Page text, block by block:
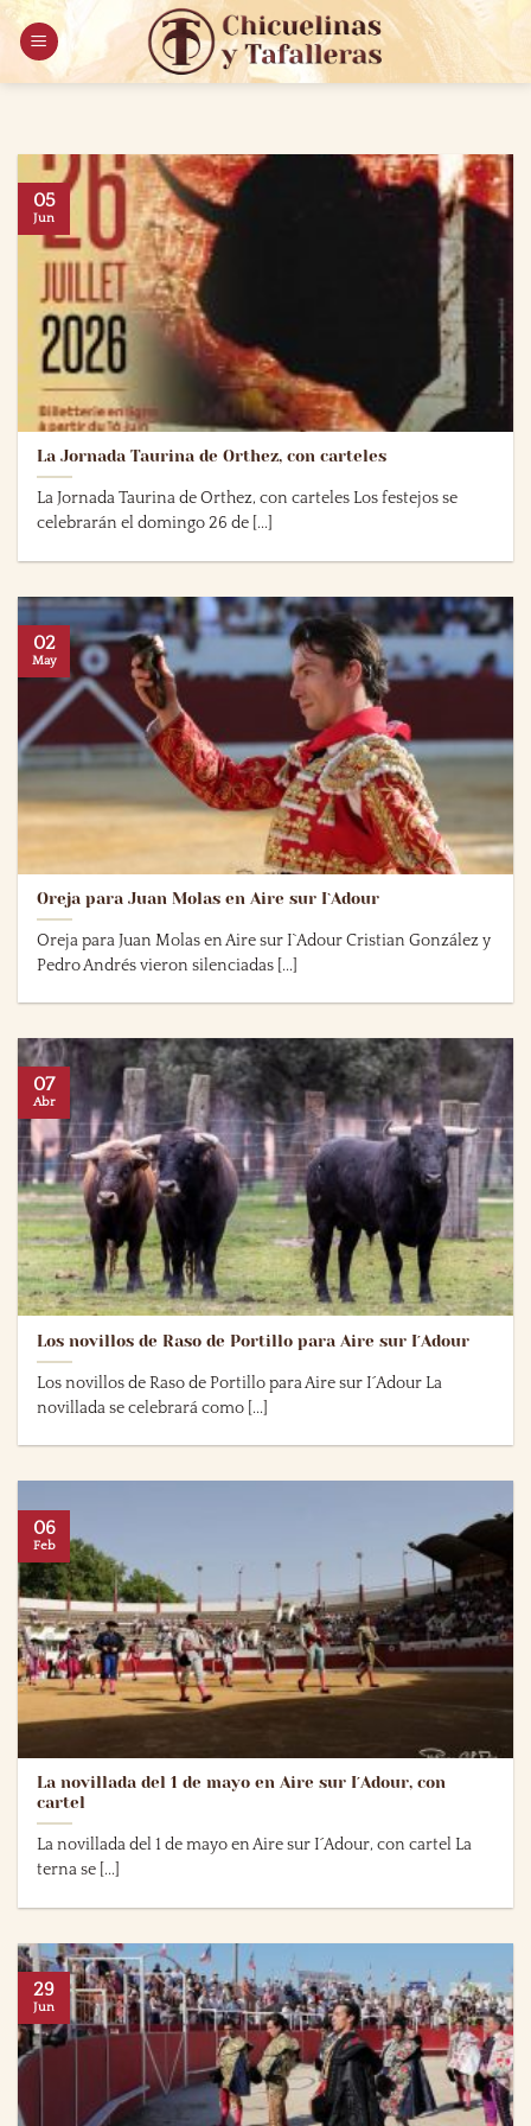
Saltar
contenido
La Jornada Taurina de Orthez, con carteles
La Jornada Taurina de Orthez, con carteles Los festejos se
celebrarán el domingo 26 de [...]
05
Jun
Oreja para Juan Molas en Aire sur I`Adour
Oreja para Juan Molas en Aire sur I`Adour Cristian González y
Pedro Andrés vieron silenciadas [...]
02
May
Los novillos de Raso de Portillo para Aire sur I´Adour
Los novillos de Raso de Portillo para Aire sur I´Adour La
novillada se celebrará como [...]
07
Abr
La novillada del 1 de mayo en Aire sur I´Adour, con
cartel
La novillada del 1 de mayo en Aire sur I´Adour, con cartel La
terna se [...]
06
Feb
29
Jun